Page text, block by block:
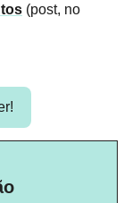
(post, no